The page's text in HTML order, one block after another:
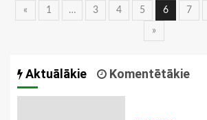
Ziņu
« 1 … 3 4 5 6 7
»
Aktuālākie Komentētākie